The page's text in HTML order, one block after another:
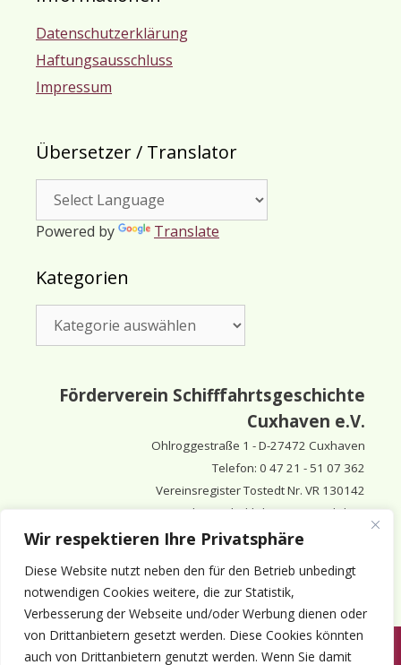
Wir respektieren Ihre Privatsphäre
Diese Website nutzt neben den für den Betrieb unbedingt
notwendigen Cookies weitere, die zur Statistik,
Verbesserung der Webseite und/oder Werbung dienen oder
von Drittanbietern gesetzt werden. Diese Cookies könnten
auch von Drittanbietern genutzt werden. Wenn Sie damit
Datenschutzerklärung
Haftungsausschluss
Impressum
Übersetzer / Translator
Powered by Translate
Kategorien
Förderverein Schifffahrtsgeschichte
Cuxhaven e.V.
Ohlroggestraße 1 - D-27472 Cuxhaven
Telefon: 0 47 21 - 51 07 362
Vereinsregister Tostedt Nr. VR 130142
Vorsitzender & inhaltlich Verantwortlicher:
Horst Huthsfeldt
Stellv. Vorsitzender: Eberhard Hewicker
Anmelden Aktuelles Termine Mitgliedschaft Kontakt